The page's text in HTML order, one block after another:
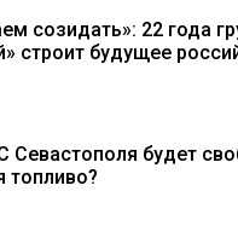
созидать»: 22 года
строит будущее
Севастополя будет
топливо?